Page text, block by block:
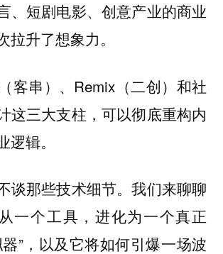
、短剧电影、创意产业的商业
拉升了想象力。
客串）、Remix（二创）和社
这三大支柱，可以彻底重构内
辑。
谈那些技术细节。我们来聊聊
一个工具，进化为一个真正
”，以及它将如何引爆一场波